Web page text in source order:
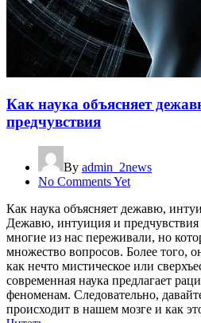
Как наука объясняет
предчувствия
By admin_2news
No Comments Yet
Как наука объясняет дежавю,
Дежавю, интуиция и
многие из нас переживали, но
множество вопросов. Более того,
как нечто мистическое или
современная наука предлагает
феноменам. Следовательно,
происходит в нашем мозге и как